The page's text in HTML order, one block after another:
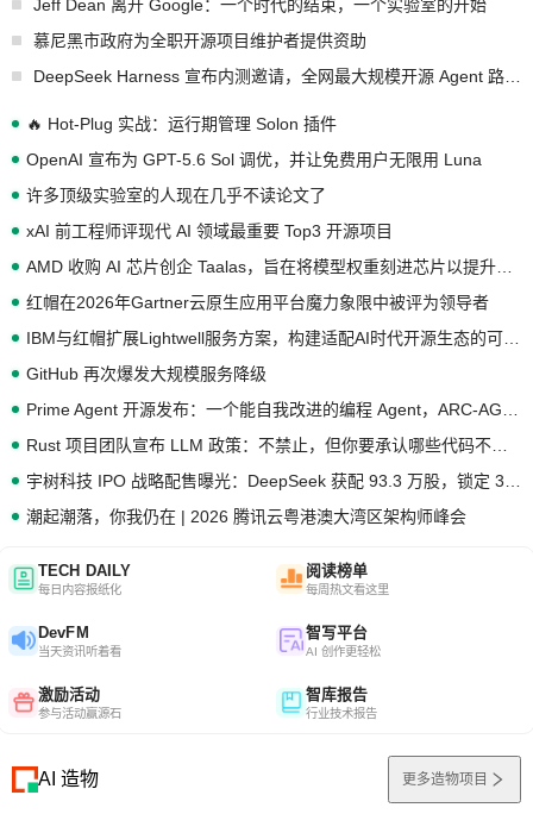
Jeff Dean 离开 Google：一个时代的结束，一个实验室的开始
慕尼黑市政府为全职开源项目维护者提供资助
🔥 Hot-Plug 实战：运行期管理 Solon 插件
OpenAI 宣布为 GPT-5.6 Sol 调优，并让免费用户无限用 Luna
许多顶级实验室的人现在几乎不读论文了
xAI 前工程师评现代 AI 领域最重要 Top3 开源项目
红帽在2026年Gartner云原生应用平台魔力象限中被评为领导者
GitHub 再次爆发大规模服务降级
潮起潮落，你我仍在 | 2026 腾讯云粤港澳大湾区架构师峰会
TECH DAILY
每日内容报纸化
阅读榜单
每周热文看这里
DevFM
当天资讯听着看
智写平台
AI 创作更轻松
激励活动
参与活动赢源石
智库报告
行业技术报告
AI 造物 更多造物项目